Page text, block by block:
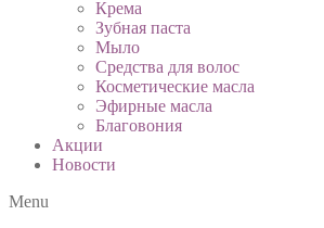
Крема
Зубная паста
Мыло
Средства для волос
Косметические масла
Эфирные масла
Благовония
Акции
Новости
Menu